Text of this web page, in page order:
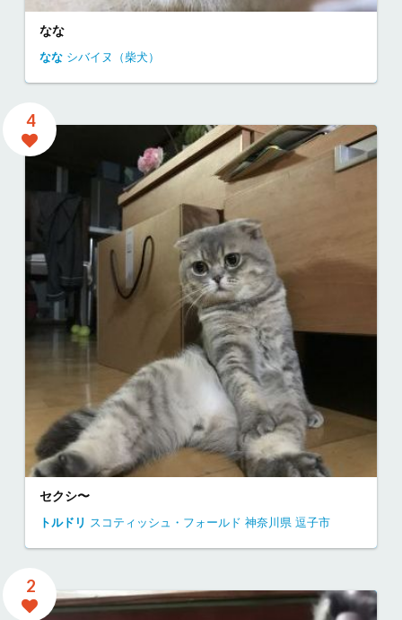
なな
なな シバイヌ（柴犬）
4
セクシ〜
トルドリ スコティッシュ・フォールド 神奈川県 逗子市
2